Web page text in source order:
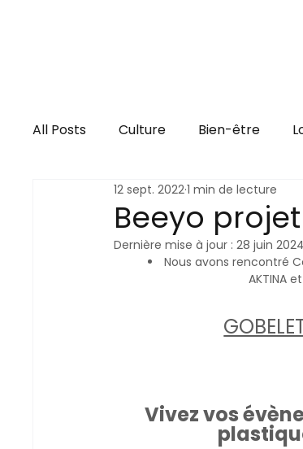
All Posts Culture Bien-être
Beeyo
12 sept. 20221 min de lecture
Dernière mise à jour :28 juin 2024
Nous avons rencontré
AKTINA
Vivez vos